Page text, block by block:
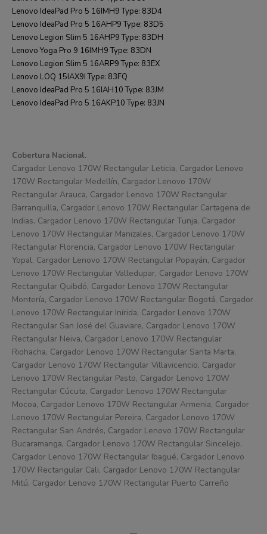
Lenovo IdeaPad Pro 5 16IMH9 Type: 83D4
Lenovo IdeaPad Pro 5 16AHP9 Type: 83D5
Lenovo Legion Slim 5 16AHP9 Type: 83DH
Lenovo Yoga Pro 9 16IMH9 Type: 83DN
Lenovo Legion Slim 5 16ARP9 Type: 83EX
Lenovo LOQ 15IAX9I Type: 83FQ
Lenovo IdeaPad Pro 5 16IAH10 Type: 83JM
Lenovo IdeaPad Pro 5 16AKP10 Type: 83JN
Cobertura Nacional.
Cargador Lenovo 170W Rectangular Leticia, Cargador Lenovo
170W Rectangular Medellín, Cargador Lenovo 170W
Rectangular Arauca, Cargador Lenovo 170W Rectangular
Barranquilla, Cargador Lenovo 170W Rectangular Cartagena de
Indias, Cargador Lenovo 170W Rectangular Tunja, Cargador
Lenovo 170W Rectangular Manizales, Cargador Lenovo 170W
Rectangular Florencia, Cargador Lenovo 170W Rectangular
Yopal, Cargador Lenovo 170W Rectangular Popayán, Cargador
Lenovo 170W Rectangular Valledupar, Cargador Lenovo 170W
Rectangular Quibdó, Cargador Lenovo 170W Rectangular
Montería, Cargador Lenovo 170W Rectangular Bogotá, Cargador
Lenovo 170W Rectangular Inírida, Cargador Lenovo 170W
Rectangular San José del Guaviare, Cargador Lenovo 170W
Rectangular Neiva, Cargador Lenovo 170W Rectangular
Riohacha, Cargador Lenovo 170W Rectangular Santa Marta,
Cargador Lenovo 170W Rectangular Villavicencio, Cargador
Lenovo 170W Rectangular Pasto, Cargador Lenovo 170W
Rectangular Cúcuta, Cargador Lenovo 170W Rectangular
Mocoa, Cargador Lenovo 170W Rectangular Armenia, Cargador
Lenovo 170W Rectangular Pereira, Cargador Lenovo 170W
Rectangular San Andrés, Cargador Lenovo 170W Rectangular
Bucaramanga, Cargador Lenovo 170W Rectangular Sincelejo,
Cargador Lenovo 170W Rectangular Ibagué, Cargador Lenovo
170W Rectangular Cali, Cargador Lenovo 170W Rectangular
Mitú, Cargador Lenovo 170W Rectangular Puerto Carreño